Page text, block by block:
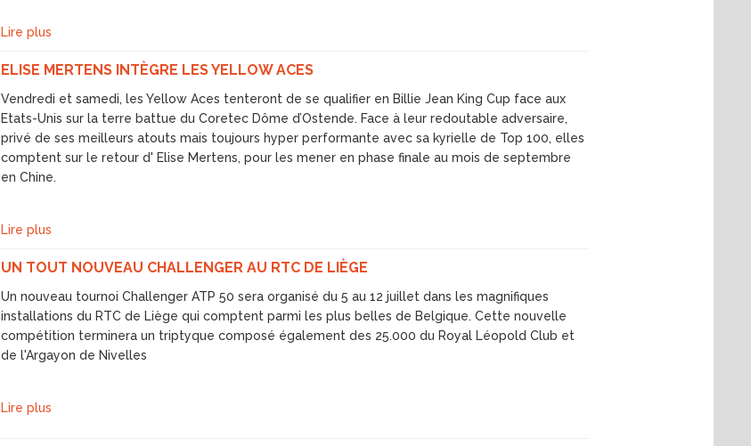
Lire plus
ELISE MERTENS INTÈGRE LES YELLOW ACES
Vendredi et samedi, les Yellow Aces tenteront de se qualifier en Billie Jean King Cup face aux
Etats-Unis sur la terre battue du Coretec Dôme d’Ostende. Face à leur redoutable adversaire,
privé de ses meilleurs atouts mais toujours hyper performante avec sa kyrielle de Top 100, elles
comptent sur le retour d' Elise Mertens, pour les mener en phase finale au mois de septembre
en Chine.
Lire plus
UN TOUT NOUVEAU CHALLENGER AU RTC DE LIÈGE
Un nouveau tournoi Challenger ATP 50 sera organisé du 5 au 12 juillet dans les magnifiques
installations du RTC de Liège qui comptent parmi les plus belles de Belgique. Cette nouvelle
compétition terminera un triptyque composé également des 25.000 du Royal Léopold Club et
de l'Argayon de Nivelles
Lire plus